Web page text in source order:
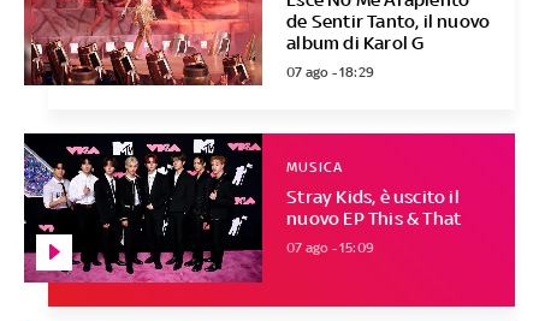
de Sentir Tanto, il nuovo
album di Karol G
07 ago - 18:29
Stray Kids, è uscito il
nuovo EP This & That
MUSICA
07 ago - 15:09